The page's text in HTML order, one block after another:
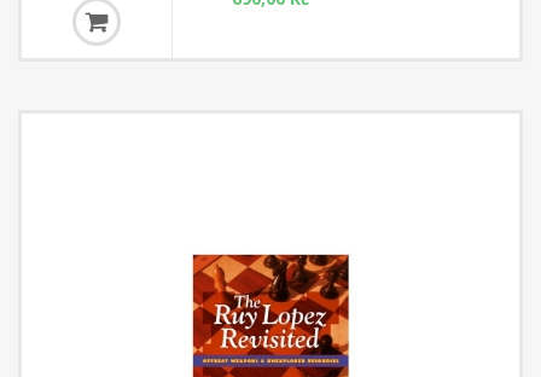
otevřeních Ruy Lopez, italském a Petroffově. Ale také zdvojený pěšec
f černých v sicilské obraně Rauzer, notoricky známý Maroczyho vaz,
tajemný Ježek, všestranný Sveshnikov a paradoxní francouzská
ilustrují motivy ve všech těchto strukturách.